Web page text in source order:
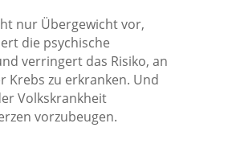
nur Übergewicht vor,
die psychische
verringert das Risiko, an
Krebs zu erkranken. Und
Volkskrankheit
vorzubeugen.